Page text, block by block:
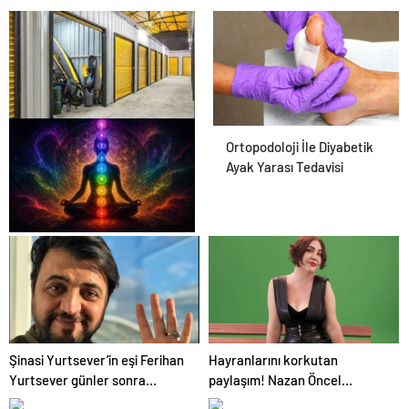
Forumu Burada
Eşya Depolama Rehberi
Ortopodoloji İle Diyabetik
Ayak Yarası Tedavisi
Zihnin Gizemli Sınırları ve
Ötesi : Nasılnedir.com
Şinasi Yurtsever’in eşi Ferihan
Yurtsever günler sonra
paylaşım yaptı
Hayranlarını korkutan
paylaşım! Nazan Öncel
hastaneye kaldırıldı